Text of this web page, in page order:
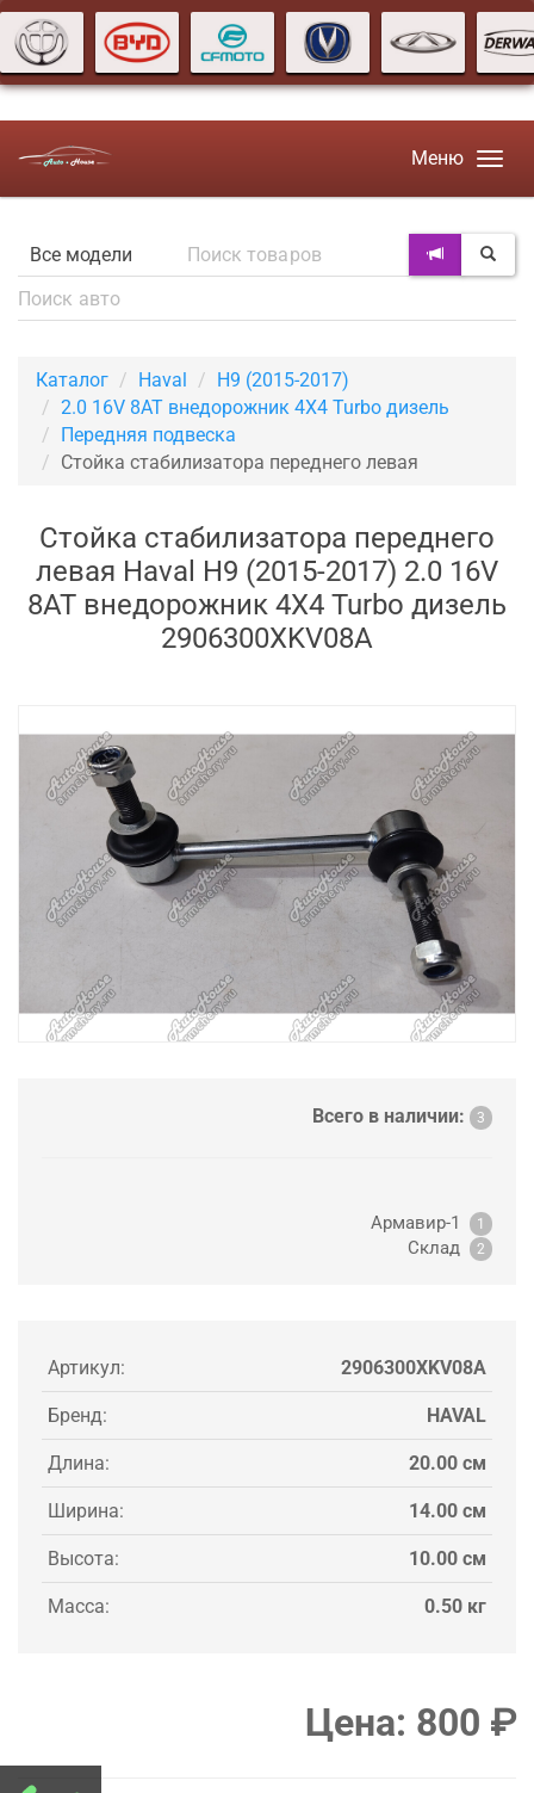
Меню
Каталог Haval
H9 (2015-2017)
2.0 16V 8AT внедорожник 4X4 Turbo дизель
Передняя подвеска
Стойка стабилизатора переднего левая
Стойка стабилизатора переднего
левая Haval H9 (2015-2017) 2.0 16V
8AT внедорожник 4X4 Turbo дизель
2906300XKV08A
Всего в наличии: 3
Армавир-1 1
Склад 2
Артикул: 2906300XKV08A
Бренд: HAVAL
Длина: 20.00 см
Ширина: 14.00 см
Высота: 10.00 см
Масса: 0.50 кг
Цена: 800 ₽